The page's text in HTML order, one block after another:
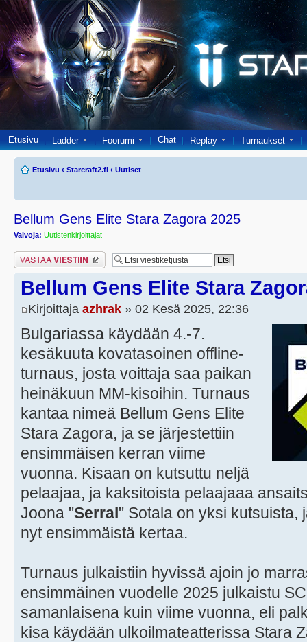
Etusivu Ladder Foorumi Chat Replay Turnaukset
Etusivu ‹ Starcraft2.fi ‹ Uutiset
Bellum Gens Elite Stara Zagora 2025
Valvoja: Uutistenkirjoittajat
Lähetä vastaus
Bellum Gens Elite Stara
Kirjoittaja azhrak » 02 Kesä 2025, 22:36
Bulgariassa käydään 4.-7.
kesäkuuta kovatasoinen offline-
turnaus, josta voittaja saa paikan
heinäkuun MM-kisoihin. Turnaus
kantaa nimeä Bellum Gens Elite
Stara Zagora, ja se järjestettiin
ensimmäisen kerran viime
vuonna. Kisaan on kutsuttu neljä
pelaajaa, ja kaksitoista pelaajaaa
Joona "Serral" Sotala on yksi kutsuista,
nyt ensimmäistä kertaa.
Turnaus julkaistiin hyvissä ajoin jo
ensimmäinen vuodelle 2025 julkaistu
samanlaisena kuin viime vuonna, eli
kisa käydään ulkoilmateatterissa Stara